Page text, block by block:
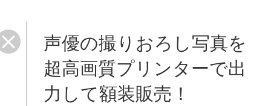
声優の撮りおろし写真を
超高画質プリンターで出
力して額装販売！